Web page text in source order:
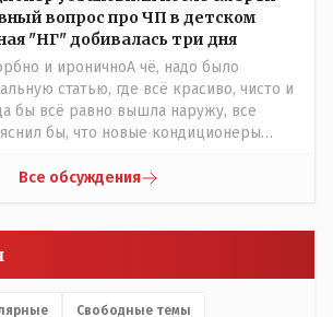
страна- это наша с тобой
вопрос про ЧП в детском
"НГ" добивалась три дня
и ироничноА чё, надо было
статью, где всё красиво, чисто и
бы всё равно вышла наружу, все
бы, что новые кондиционеры
Ты вообще на чьей стороне в этой
посмотреть, типа у нас всё
мальчик просто больной был.
Все обсуждения
Свободные темы